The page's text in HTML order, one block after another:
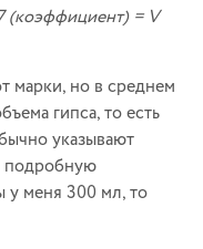
(коэффициент) = V
марки, но в среднем
гипса, то есть
указывают
подробную
у меня 300 мл, то